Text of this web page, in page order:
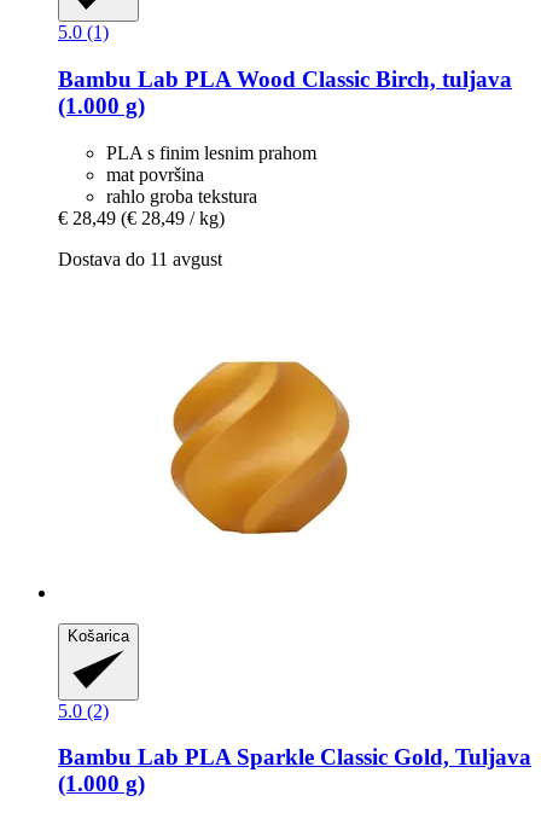
5.0 (1)
Bambu Lab PLA Wood Classic Birch, tuljava
(1.000 g)
PLA s finim lesnim prahom
mat površina
rahlo groba tekstura
€ 28,49 (€ 28,49 / kg)
Dostava do 11 avgust
Košarica
5.0 (2)
Bambu Lab PLA Sparkle Classic Gold, Tuljava
(1.000 g)